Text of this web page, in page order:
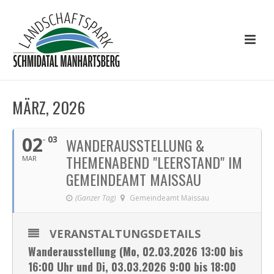
MÄRZ, 2026
02
MAR
03 WANDERAUSSTELLUNG &
THEMENABEND "LEERSTAND" IM
GEMEINDEAMT MAISSAU
(Ganzer Tag) Gemeindeamt Maissau
VERANSTALTUNGSDETAILS
Wanderausstellung (Mo, 02.03.2026 13:00 bis
16:00 Uhr und Di, 03.03.2026 9:00 bis 18:00